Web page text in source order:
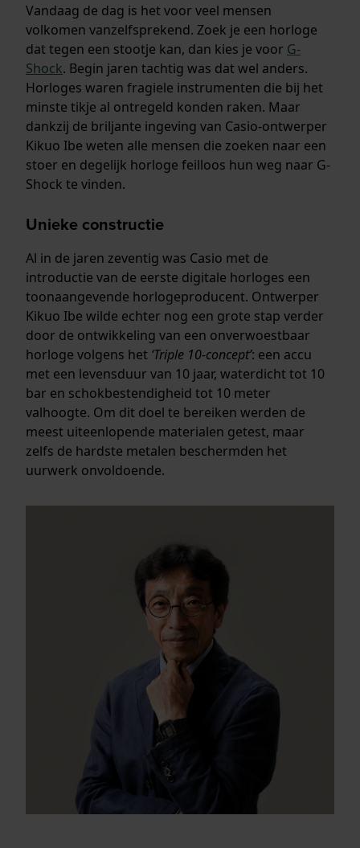
Vandaag de dag is het voor veel mensen
volkomen vanzelfsprekend. Zoek je een horloge
dat tegen een stootje kan, dan kies je voor G-
Shock. Begin jaren tachtig was dat wel anders.
Horloges waren fragiele instrumenten die bij het
minste tikje al ontregeld konden raken. Maar
dankzij de briljante ingeving van Casio-ontwerper
Kikuo Ibe weten alle mensen die zoeken naar een
stoer en degelijk horloge feilloos hun weg naar G-
Shock te vinden.
Unieke constructie
Al in de jaren zeventig was Casio met de
introductie van de eerste digitale horloges een
toonaangevende horlogeproducent. Ontwerper
Kikuo Ibe wilde echter nog een grote stap verder
door de ontwikkeling van een onverwoestbaar
horloge volgens het ‘Triple 10-concept’: een accu
met een levensduur van 10 jaar, waterdicht tot 10
bar en schokbestendigheid tot 10 meter
valhoogte. Om dit doel te bereiken werden de
meest uiteenlopende materialen getest, maar
zelfs de hardste metalen beschermden het
uurwerk onvoldoende.